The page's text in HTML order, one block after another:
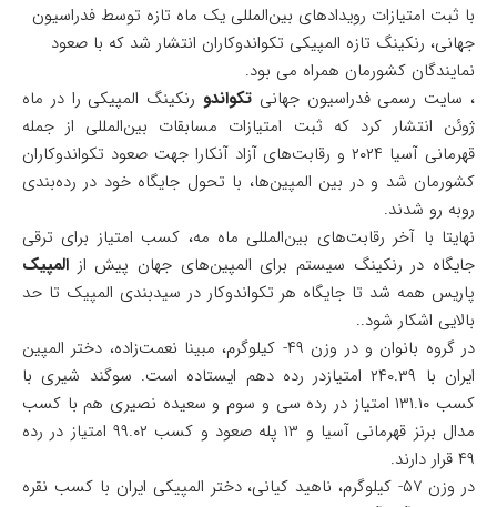
با ثبت امتیازات رویدادهای بین‌المللی یک ماه تازه توسط فدراسیون
جهانی، رنکینگ تازه المپیکی تکواندوکاران انتشار شد که با صعود
نمایندگان کشورمان همراه می بود.
، سایت رسمی فدراسیون جهانی تکواندو رنکینگ المپیکی را در ماه
ژوئن انتشار کرد که ثبت امتیازات مسابقات بین‌المللی از جمله
قهرمانی آسیا ۲۰۲۴ و رقابت‌های آزاد آنکارا جهت صعود تکواندوکاران
کشورمان شد و در بین المپین‌ها، با تحول جایگاه خود در رده‌بندی
روبه رو شدند.
نهایتا با آخر رقابت‌های بین‌المللی ماه مه، کسب امتیاز برای ترقی
جایگاه در رنکینگ سیستم برای المپین‌های جهان پیش از المپیک
پاریس همه شد تا جایگاه هر تکواندوکار در سیدبندی المپیک تا حد
بالایی اشکار شود..
در گروه بانوان و در وزن ۴۹- کیلوگرم، مبینا نعمت‌زاده، دختر المپین
ایران با ۲۴۰.۳۹ امتیازدر رده دهم ایستاده است. سوگند شیری با
کسب ۱۳۱.۱۰ امتیاز در رده سی و سوم و سعیده نصیری هم با کسب
مدال برنز قهرمانی آسیا و ۱۳ پله صعود و کسب ۹۹.۰۲ امتیاز در رده
۴۹ قرار دارند.
در وزن ۵۷- کیلوگرم، ناهید کیانی، دختر المپیکی ایران با کسب نقره